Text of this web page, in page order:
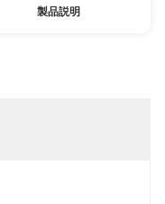
製品説明